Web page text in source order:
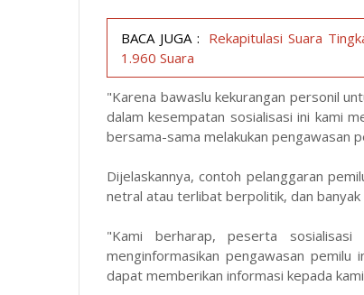
BACA JUGA : Rekapitulasi Suara
1.960 Suara
"Karena bawaslu kekurangan personil
dalam kesempatan sosialisasi ini kami
bersama-sama melakukan pengawasan
Dijelaskannya, contoh pelanggaran
netral atau terlibat berpolitik, dan banyak
"Kami berharap, peserta
menginformasikan pengawasan pemilu
dapat memberikan informasi kepada